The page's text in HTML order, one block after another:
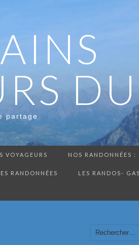
partage
VOYAGEURS NOS RANDONNÉES :
RANDONNÉES LES RANDOS-
Rechercher :